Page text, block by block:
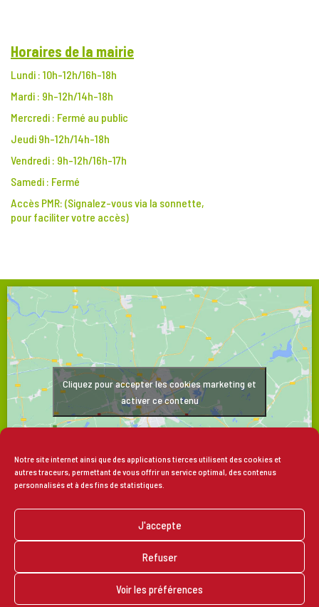
Notre site internet ainsi que des applications tierces utilisent des cookies et
autres traceurs, permettant de vous offrir un service optimal, des contenus
personnalisés et à des fins de statistiques.
J'accepte
Refuser
Voir les préférences
Horaires de la mairie
Lundi : 10h-12h/16h-18h
Mardi : 9h-12h/14h-18h
Mercredi : Fermé au public
Jeudi 9h-12h/14h-18h
Vendredi : 9h-12h/16h-17h
Samedi : Fermé
Accès PMR: (Signalez-vous via la sonnette,
pour faciliter votre accès)
Cliquez pour accepter les cookies marketing et
activer ce contenu
PLAN DU SITE
INFORMATIONS LÉGALES
DONNÉES PERSONNELLES
COOKIES
RÉALISÉ PAR MONCLOCHER.COM